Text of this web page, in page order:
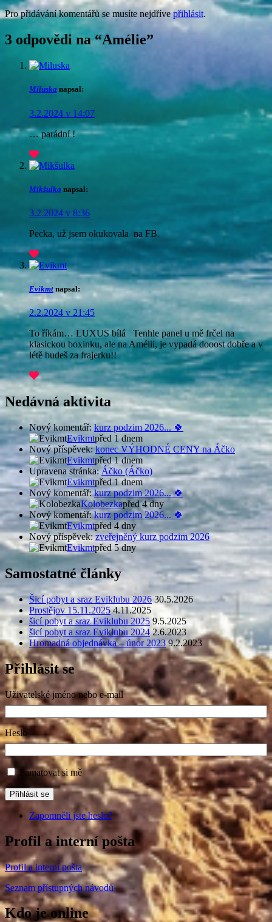
Pro přidávání komentářů se musíte nejdřívepřihlásit.
3 odpovědi na “Amélie”
Miluska napsal:
3.2.2024 v 14:07
… parádní !
Mikšulka napsal:
3.2.2024 v 8:36
Pecka, už jsem okukovala na FB.
Evikmt napsal:
2.2.2024 v 21:45
To říkám… LUXUS bílá
Tenhle panel u mě frčel na
klasickou boxinku, ale na Amélii, je vypadá dooost dobře a v
létě budeš za frajerku!!
Nedávná aktivita
Nový komentář: kurz podzim 2026... 🍀
Evikmtpřed 1 dnem
Nový příspěvek:konec VÝHODNÉ CENY na Áčko
Evikmtpřed 1 dnem
Upravena stránka:Áčko (Áčko)
Evikmtpřed 1 dnem
Nový komentář:kurz podzim 2026... 🍀
Kolobezkapřed 4 dny
Nový komentář:kurz podzim 2026... 🍀
Evikmtpřed 4 dny
Nový příspěvek:zveřejněný kurz podzim 2026
Evikmtpřed 5 dny
Samostatné články
Šicí pobyt a sraz Eviklubu 2026 30.5.2026
Prostějov 15.11.2025 4.11.2025
šicí pobyt a sraz Eviklubu 2025 9.5.2025
šicí pobyt a sraz Eviklubu 2024 2.6.2023
Hromadná objednávka – únor 2023 9.2.2023
Přihlásit se
Uživatelské jméno nebo e-mail
Heslo
Pamatovat si mě
Přihlásit se
Zapomněli jste heslo?
Profil a interní pošta
Profil a interní pošta
Seznam přístupných návodů
Kdo je online